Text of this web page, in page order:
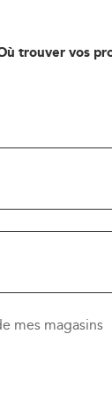
trouver vos
mes magasins